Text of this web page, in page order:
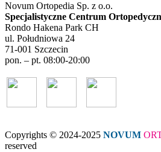
Novum Ortopedia Sp. z o.o.
Specjalistyczne Centrum
Rondo Hakena Park CH
ul. Południowa 24
71-001 Szczecin
pon. – pt. 08:00-20:00
Copyrights © 2024-2025 NOVUM
reserved